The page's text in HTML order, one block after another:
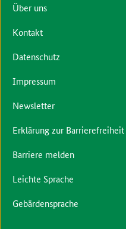
Über uns
Kontakt
Datenschutz
Impressum
Newsletter
Erklärung zur Barrierefreiheit
Barriere melden
Leichte Sprache
Gebärdensprache